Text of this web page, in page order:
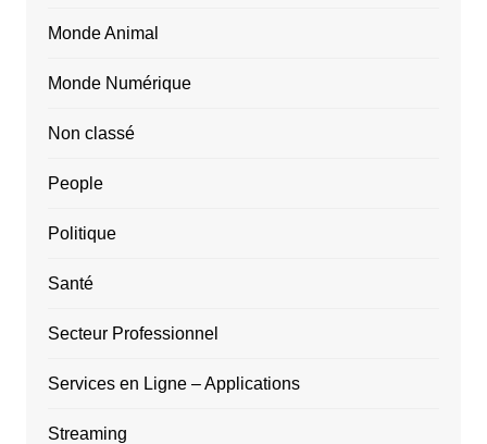
Monde Animal
Monde Numérique
Non classé
People
Politique
Santé
Secteur Professionnel
Services en Ligne – Applications
Streaming